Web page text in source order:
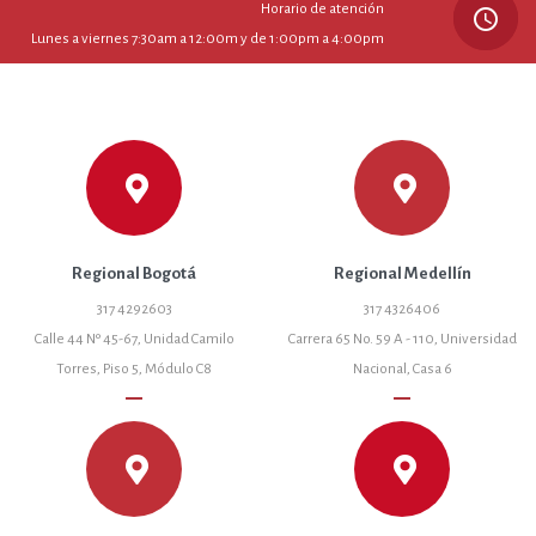
Horario de atención
Lunes a viernes 7:30am a 12:00m y de 1:00pm a 4:00pm
query_builder
Regional Bogotá
317 4292603
Calle 44 Nº 45-67, Unidad Camilo
Torres, Piso 5, Módulo C8
remove
Regional Medellín
317 4326406
Carrera 65 No. 59 A - 110, Universidad
Nacional, Casa 6
remove